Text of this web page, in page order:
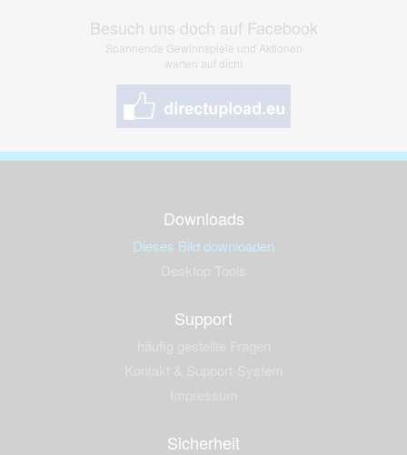
Besuch uns doch auf Facebook
Spannende Gewinnspiele und Aktionen
warten auf dich!
Downloads
Dieses Bild downloaden
Support
Sicherheit